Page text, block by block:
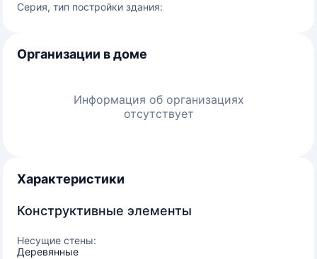
Серия, тип постройки здания:
Организации в доме
Информация об организациях
отсутствует
Характеристики
Конструктивные элементы
Несущие стены:
Деревянные